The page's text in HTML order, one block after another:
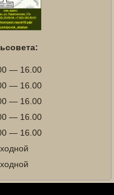
— 16.00
— 16.00
— 16.00
— 16.00
— 16.00